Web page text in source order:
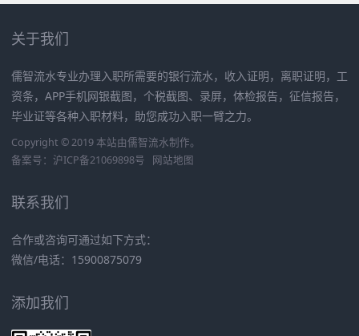
关于我们
儒智流水专业办理入职所需要的银行流水，收入证明，离职证明，工
资条，APP手机网银截图，个税截图、录屏，体检报告，征信报告，
毕业证等各种入职材料，助您成功入职一臂之力。
Copyright © 2019 本站由儒智流水制作。
备案号： 沪ICP备21069898号 网站地图
联系我们
合作或咨询可通过如下方式：
微信/电话：15900875079
添加我们